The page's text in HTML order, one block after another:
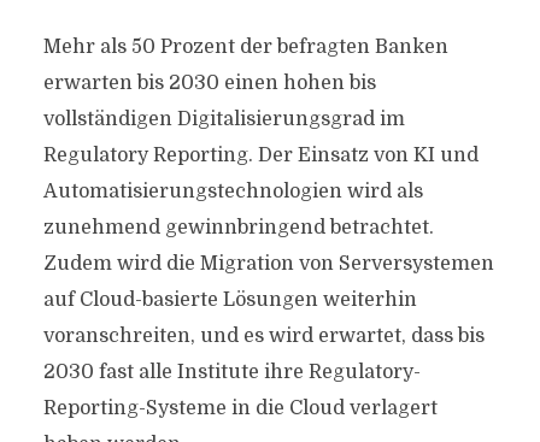
Mehr als 50 Prozent der befragten Banken
erwarten bis 2030 einen hohen bis
vollständigen Digitalisierungsgrad im
Regulatory Reporting. Der Einsatz von KI und
Automatisierungstechnologien wird als
zunehmend gewinnbringend betrachtet.
Zudem wird die Migration von Serversystemen
auf Cloud-basierte Lösungen weiterhin
voranschreiten, und es wird erwartet, dass bis
2030 fast alle Institute ihre Regulatory-
Reporting-Systeme in die Cloud verlagert